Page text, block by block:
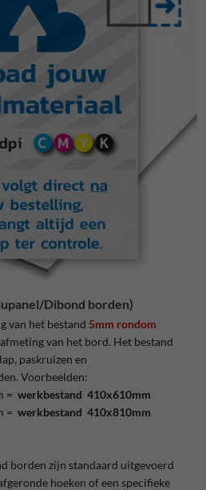
Dibond borden)
van het bestand 5mm rondom
van het bord. Het bestand
paskruizen en
Voorbeelden:
= werkbestand 410x610mm
= werkbestand 410x810mm
borden zijn standaard uitgevoerd
hoeken of een specifieke